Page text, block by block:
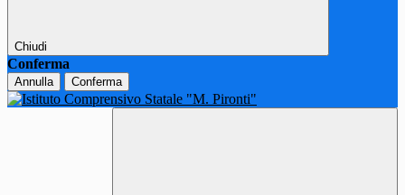
Chiudi
Conferma
Annulla Conferma